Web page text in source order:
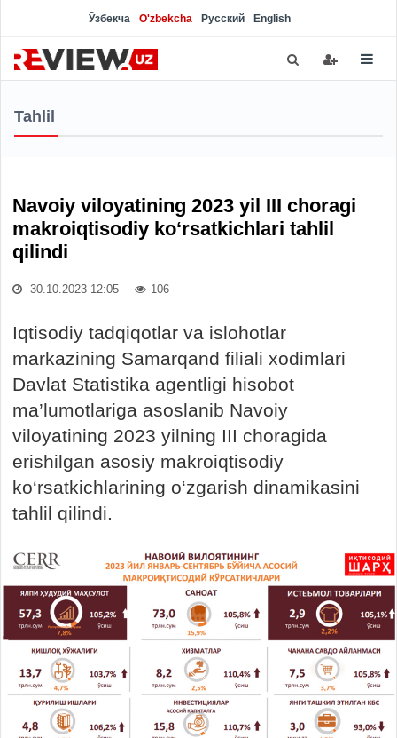
Ўзбекча O'zbekcha Русский English
Tahlil
Navoiy viloyatining 2023 yil III choragi
makroiqtisodiy ko‘rsatkichlari tahlil
qilindi
30.10.2023 12:05 106
Iqtisodiy tadqiqotlar va islohotlar
markazining Samarqand filiali xodimlari
Davlat Statistika agentligi hisobot
ma’lumotlariga asoslanib Navoiy
viloyatining 2023 yilning III choragida
erishilgan asosiy makroiqtisodiy
ko‘rsatkichlarining o‘zgarish dinamikasini
tahlil qilindi.